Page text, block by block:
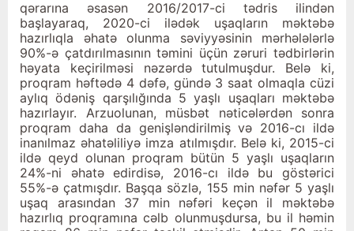
qərarına əsasən 2016/2017-ci tədris ilindən
başlayaraq, 2020-ci ilədək uşaqların məktəbə
hazırlıqla əhatə olunma səviyyəsinin mərhələlərlə
90%-ə çatdırılmasının təmini üçün zəruri tədbirlərin
həyata keçir­ilməsi nəzərdə tutulmuşdur. Belə ki,
proqram həftədə 4 dəfə, gündə 3 saat olmaqla cüzi
aylıq ödəniş qarşılığında 5 yaşlı uşaqları məktəbə
hazırlayır. Arzuolunan, müsbət nəticələrdən sonra
proqram daha da genişləndirilmiş və 2016-cı ildə
inanılmaz əhatəliliyə imza atılmışdır. Belə ki, 2015-ci
ildə qeyd olunan proqram bütün 5 yaşlı uşaqların
24%-ni əhatə edirdisə, 2016-cı ildə bu göstərici
55%-ə çatmışdır. Başqa sözlə, 155 min nəfər 5 yaşlı
uşaq arasından 37 min nəfəri keçən il məktəbə
hazırlıq proqramına cəlb olunmuşdursa, bu il həmin